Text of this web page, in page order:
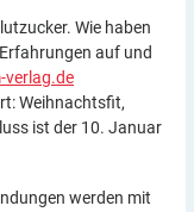
Wie haben
auf und
verlag.de
Weihnachtsfit,
ist der 10. Januar
werden mit